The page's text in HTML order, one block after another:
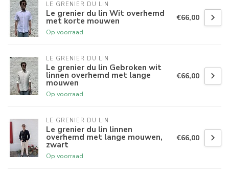
LE GRENIER DU LIN
Le grenier du lin Wit overhemd
met korte mouwen
Op voorraad
€66,00
LE GRENIER DU LIN
Le grenier du lin Gebroken wit
linnen overhemd met lange
mouwen
Op voorraad
€66,00
LE GRENIER DU LIN
Le grenier du lin linnen
overhemd met lange mouwen,
zwart
Op voorraad
€66,00